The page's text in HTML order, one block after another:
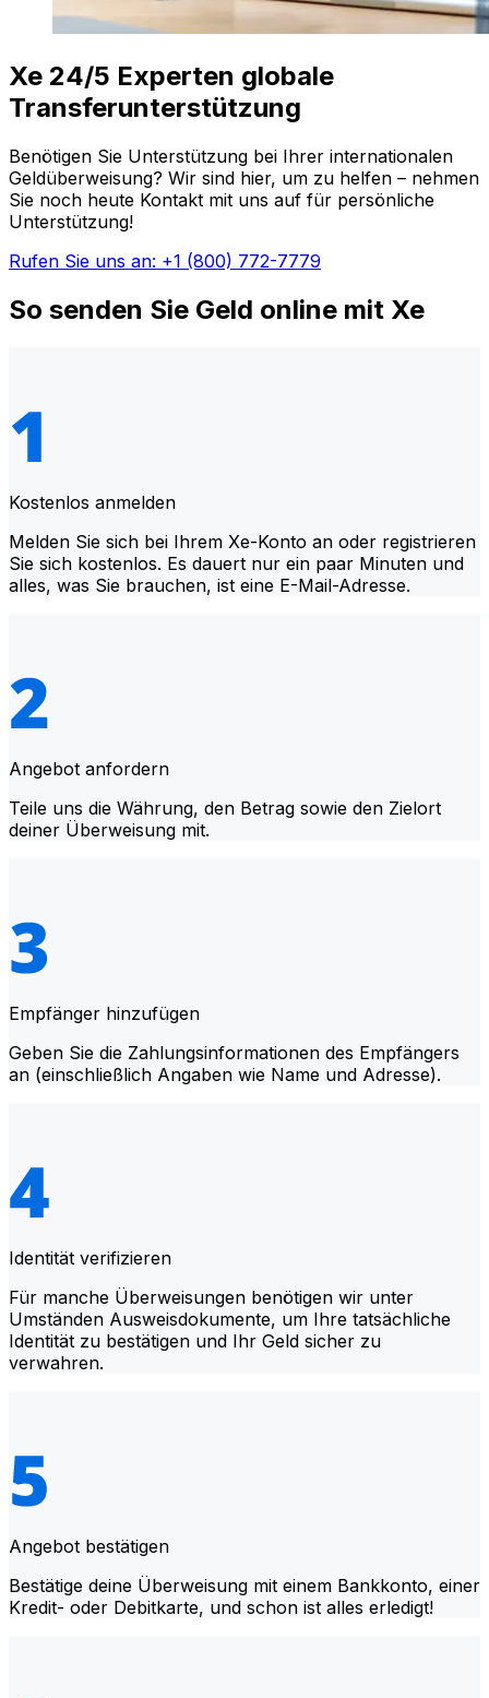
Xe 24/5 Experten globale
Transferunterstützung
Benötigen Sie Unterstützung bei Ihrer internationalen
Geldüberweisung? Wir sind hier, um zu helfen – nehmen
Sie noch heute Kontakt mit uns auf für persönliche
Unterstützung!
Rufen Sie uns an: +1 (800) 772-7779
So senden Sie Geld online mit Xe
Kostenlos anmelden
Melden Sie sich bei Ihrem Xe-Konto an oder registrieren
Sie sich kostenlos. Es dauert nur ein paar Minuten und
alles, was Sie brauchen, ist eine E-Mail-Adresse.
Angebot anfordern
Teile uns die Währung, den Betrag sowie den Zielort
deiner Überweisung mit.
Empfänger hinzufügen
Geben Sie die Zahlungsinformationen des Empfängers
an (einschließlich Angaben wie Name und Adresse).
Identität verifizieren
Für manche Überweisungen benötigen wir unter
Umständen Ausweisdokumente, um Ihre tatsächliche
Identität zu bestätigen und Ihr Geld sicher zu
verwahren.
Angebot bestätigen
Bestätige deine Überweisung mit einem Bankkonto, einer
Kredit- oder Debitkarte, und schon ist alles erledigt!